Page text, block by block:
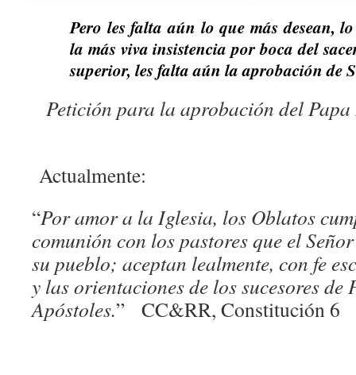
Pero les falta aún lo que más desean,
la más viva insistencia por boca del
superior, les falta aún la aprobación de
Petición para la aprobación del
Actualmente:
“Por amor a la Iglesia, los Oblatos
comunión con los pastores que el
su pueblo; aceptan lealmente, con fe
y las orientaciones de los sucesores de
Apóstoles.” CC&RR, Constitución 6